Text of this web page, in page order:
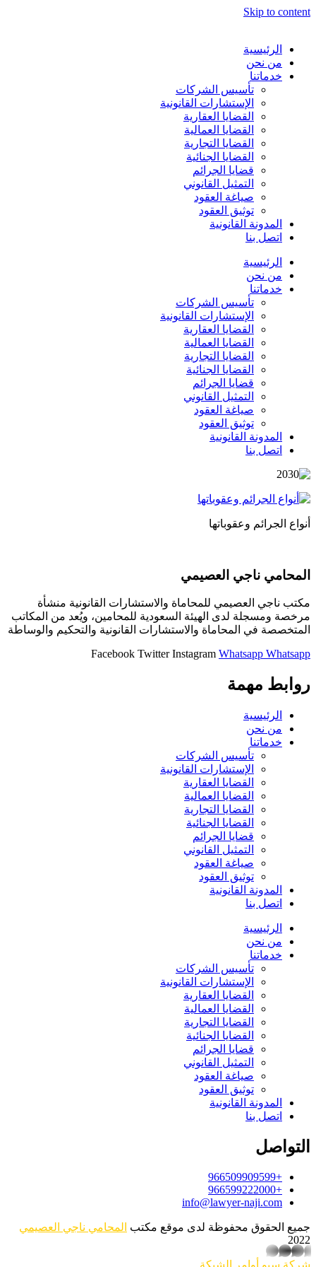
Skip to content
الرئيسية
من نحن
خدماتنا
تأسيس الشركات
الإستشارات القانونية
القضايا العقارية
القضايا العمالية
القضايا التجارية
القضايا الجنائية
قضايا الجرائم
التمثيل القانوني
صياغة العقود
توثيق العقود
المدونة القانونية
اتصل بنا
الرئيسية
من نحن
خدماتنا
تأسيس الشركات
الإستشارات القانونية
القضايا العقارية
القضايا العمالية
القضايا التجارية
القضايا الجنائية
قضايا الجرائم
التمثيل القانوني
صياغة العقود
توثيق العقود
المدونة القانونية
اتصل بنا
أنواع الجرائم وعقوباتها
المحامي ناجي العصيمي
مكتب ناجي العصيمي للمحاماة والاستشارات القانونية منشأة
مرخصة ومسجلة لدى الهيئة السعودية للمحامين، ويُعد من المكاتب
المتخصصة في المحاماة والاستشارات القانونية والتحكيم والوساطة
Facebook Twitter Instagram Whatsapp Whatsapp
روابط مهمة
الرئيسية
من نحن
خدماتنا
تأسيس الشركات
الإستشارات القانونية
القضايا العقارية
القضايا العمالية
القضايا التجارية
القضايا الجنائية
قضايا الجرائم
التمثيل القانوني
صياغة العقود
توثيق العقود
المدونة القانونية
اتصل بنا
الرئيسية
من نحن
خدماتنا
تأسيس الشركات
الإستشارات القانونية
القضايا العقارية
القضايا العمالية
القضايا التجارية
القضايا الجنائية
قضايا الجرائم
التمثيل القانوني
صياغة العقود
توثيق العقود
المدونة القانونية
اتصل بنا
التواصل
+966509909599
+966599222000
info@lawyer-naji.com
جميع الحقوق محفوظة لدى موقع مكتب المحامي ناجي العصيمي
2022
شركة سيو أوامر الشبكة
whatsapp